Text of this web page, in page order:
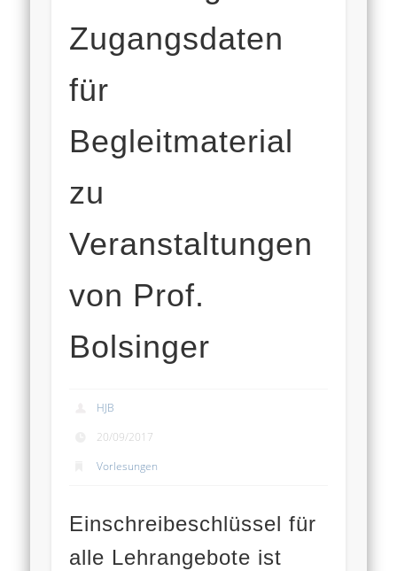
Zugangsdaten
für
Begleitmaterial
zu
Veranstaltungen
von Prof.
Bolsinger
HJB
20/09/2017
Vorlesungen
Einschreibeschlüssel für
alle Lehrangebote ist